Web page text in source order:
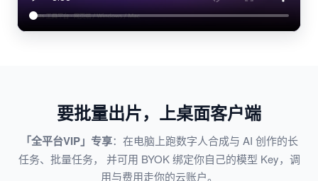
要批量出片，上桌面客户端
「全平台VIP」专享：在电脑上跑数字人合成与 AI 创作的长
任务、批量任务， 并可用 BYOK 绑定你自己的模型 Key，调
用与费用走你的云账户。